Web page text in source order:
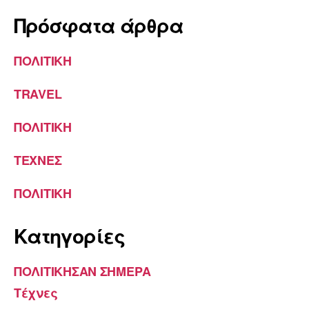
Πρόσφατα άρθρα
ΠΟΛΙΤΙΚΗ
TRAVEL
ΠΟΛΙΤΙΚΗ
ΤΕΧΝΕΣ
ΠΟΛΙΤΙΚΗ
Kατηγορίες
ΠΟΛΙΤΙΚΗΣΑΝ ΣΗΜΕΡΑ
Τέχνες